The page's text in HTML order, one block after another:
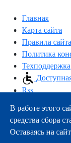
Главная
Карта сайта
Правила сайта
Политика
Техподдержка
Rss
163000,
тел.:+7 (8182) 21-
e-mail:
В работе этого
средства сбора
Оставаясь на